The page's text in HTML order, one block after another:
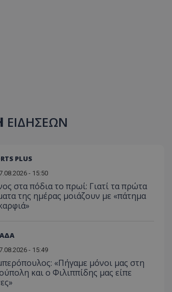
ΕΙΔΗΣΕΩΝ
PLUS
- 15:50
στα πόδια το πρωί: Γιατί τα πρώτα
της ημέρας μοιάζουν με «πάτημα
- 15:49
«Πήγαμε μόνοι μας στη
και ο Φιλιππίδης μας είπε